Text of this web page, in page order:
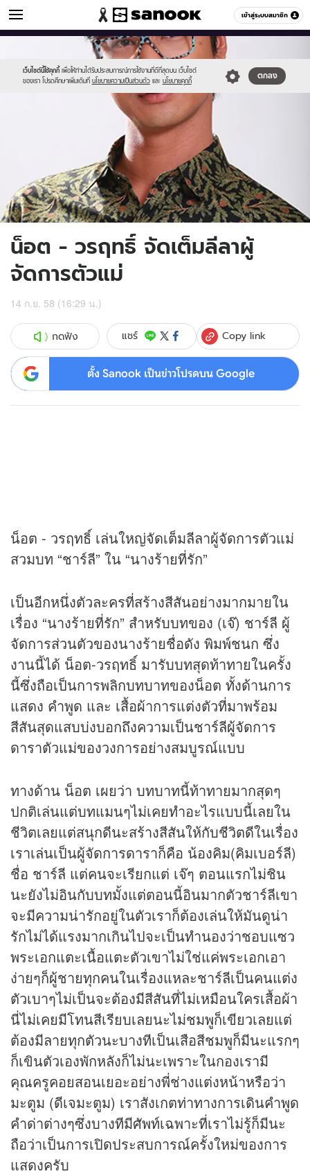
เข้าสู่ระบบสมาชิก
ข่าวบันเทิง หมวดอื่นๆ
เว็บไซต์นี้ใช้คุกกี้ เพื่อให้ท่านได้รับประสบการณ์การใช้งานที่ดีที่สุดบน เว็บไซต์
ของเรา โปรดศึกษาเพิ่มเติมที่ นโยบายความเป็นส่วนตัว และ นโยบายคุกกี้
ตกลง
//s.isanook.com/sr/0/images/logo-
sanook.png
//s.isanook.com/ns/0/ud/373/1865286/645815-
น็อต - วรฤทธิ์ จัดเต็มลีลาผู้
จัดการตัวแม่
14 ก.ย. 58 (16:29 น.)
กดฟัง แชร์ Copy link
ตั้ง Sanook เป็นข่าวโปรดบน Google
น็อต - วรฤทธิ์ เล่นใหญ่จัดเต็มลีลาผู้จัดการตัวแม่
สวมบท “ชาร์ลี” ใน “นางร้ายที่รัก”
เป็นอีกหนึ่งตัวละครที่สร้างสีสันอย่างมากมายใน
เรื่อง “นางร้ายที่รัก” สำหรับบทของ (เจ๊) ชาร์ลี ผู้
จัดการส่วนตัวของนางร้ายชื่อดัง พิมพ์ชนก ซึ่ง
งานนี้ได้ น็อต-วรฤทธิ์ มารับบทสุดท้าทายในครั้ง
นี้ซึ่งถือเป็นการพลิกบทบาทของน็อต ทั้งด้านการ
แสดง คำพูด และ เสื้อผ้าการแต่งตัวที่มาพร้อม
สีสันสุดแสบบ่งบอกถึงความเป็นชาร์ลีผู้จัดการ
ดาราตัวแม่ของวงการอย่างสมบูรณ์แบบ
ทางด้าน น็อต เผยว่า บทบาทนี้ท้าทายมากสุดๆ
ปกติเล่นแต่บทแมนๆไม่เคยทำอะไรแบบนี้เลยใน
ชีวิตเลยแต่สนุกดีนะสร้างสีสันให้กับชีวิตดีในเรื่อง
เราเล่นเป็นผู้จัดการดาราก็คือ น้องคิม(คิมเบอร์ลี)
ชื่อ ชาร์ลี แต่คนจะเรียกแต่ เจ๊ๆ ตอนแรกไม่ชิน
นะยังไม่อินกับบทมั้งแต่ตอนนี้อินมากตัวชาร์ลีเขา
จะมีความน่ารักอยู่ในตัวเราก็ต้องเล่นให้มันดูน่า
รักไม่ได้แรงมากเกินไปจะเป็นทำนองว่าชอบแซว
พระเอกแตะเนื้อแตะตัวเขาไม่ใช่แค่พระเอกเอา
ง่ายๆก็ผู้ชายทุกคนในเรื่องแหละชาร์ลีเป็นคนแต่ง
ตัวเบาๆไม่เป็นจะต้องมีสีสันที่ไม่เหมือนใครเสื้อผ้า
นี่ไม่เคยมีโทนสีเรียบเลยนะไม่ชมพูก็เขียวเลยแต่
ต้องมีลายทุกตัวนะบางทีเป็นเสือสีชมพูก็มีนะแรกๆ
ก็เขินตัวเองพักหลังก็ไม่นะเพราะในกองเรามี
คุณครูคอยสอนเยอะอย่างพี่ช่างแต่งหน้าหรือว่า
มะตูม (ดีเจมะตูม) เราสังเกตท่าทางการเดินคำพูด
คำด่าต่างๆซึ่งบางทีมีศัพท์เฉพาะที่เราไม่รู้ก็มีนะ
ถือว่าเป็นการเปิดประสบการณ์ครั้งใหม่ของการ
แสดงครับ